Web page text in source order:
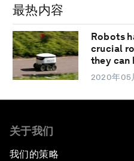
最热内容
Robots
crucial
they can
2020年05
关于我们
我们的策略